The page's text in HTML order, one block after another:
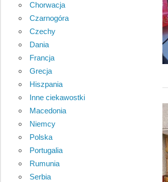
Chorwacja
Czarnogóra
Czechy
Dania
Francja
Grecja
Hiszpania
Inne ciekawostki
Macedonia
Niemcy
Polska
Portugalia
Rumunia
Serbia